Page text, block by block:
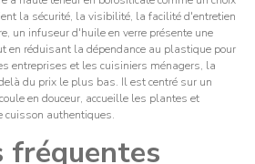
la sécurité, la visibilité, la facilité d'entretien
un infuseur d'huile en verre présente une
en réduisant la dépendance au plastique pour
entreprises et les cuisiniers ménagers, la
du prix le plus bas. Il est centré sur un
en douceur, accueille les plantes et
cuisson authentiques.
fréquentes